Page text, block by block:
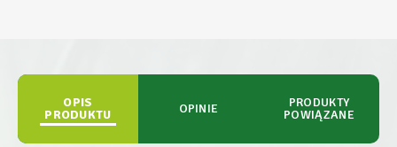
OPIS
PRODUKTU
OPINIE
PRODUKTY
POWIĄZANE